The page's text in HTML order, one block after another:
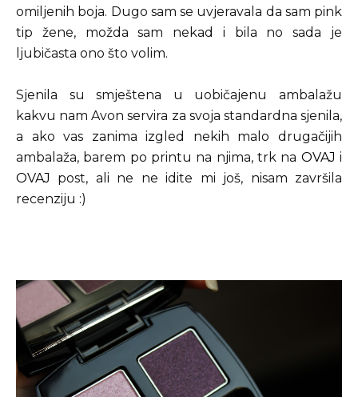
omiljenih boja. Dugo sam se uvjeravala da sam pink
tip žene, možda sam nekad i bila no sada je
ljubičasta ono što volim.
Sjenila su smještena u uobičajenu ambalažu
kakvu nam Avon servira za svoja standardna sjenila,
a ako vas zanima izgled nekih malo drugačijih
ambalaža, barem po printu na njima, trk na OVAJ i
OVAJ post, ali ne ne idite mi još, nisam završila
recenziju :)